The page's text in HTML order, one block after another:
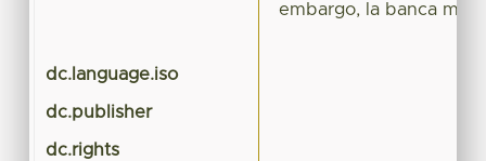
embargo, la banca
dc.language.iso
dc.publisher
dc.rights